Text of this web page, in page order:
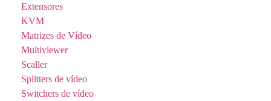
Extensores
KVM
Matrizes de Vídeo
Multiviewer
Scaller
Splitters de vídeo
Switchers de vídeo